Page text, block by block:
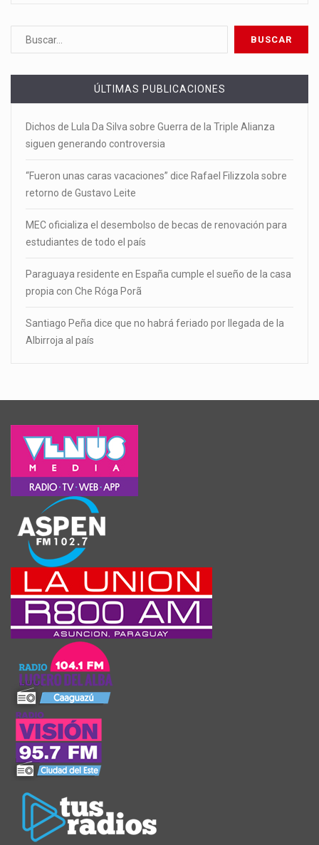
ÚLTIMAS PUBLICACIONES
Dichos de Lula Da Silva sobre Guerra de la Triple Alianza
siguen generando controversia
“Fueron unas caras vacaciones” dice Rafael Filizzola sobre
retorno de Gustavo Leite
MEC oficializa el desembolso de becas de renovación para
estudiantes de todo el país
Paraguaya residente en España cumple el sueño de la casa
propia con Che Róga Porã
Santiago Peña dice que no habrá feriado por llegada de la
Albirroja al país